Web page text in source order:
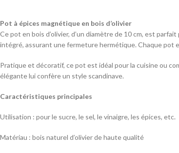
Pot à épices magnétique en bois d’olivier
Ce pot en bois d’olivier, d’un diamètre de 10 cm, est
intégré, assurant une fermeture hermétique. Chaque pot
Pratique et décoratif, ce pot est idéal pour la cuisine ou
élégante lui confère un style scandinave.
Caractéristiques principales
Utilisation : pour le sucre, le sel, le vinaigre, les épices, etc.
Matériau : bois naturel d’olivier de haute qualité